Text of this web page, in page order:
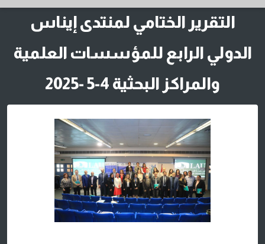
التقرير الختامي لمنتدى إيناس
الدولي الرابع للمؤسسات العلمية
والمراكز البحثية 4-5 -2025